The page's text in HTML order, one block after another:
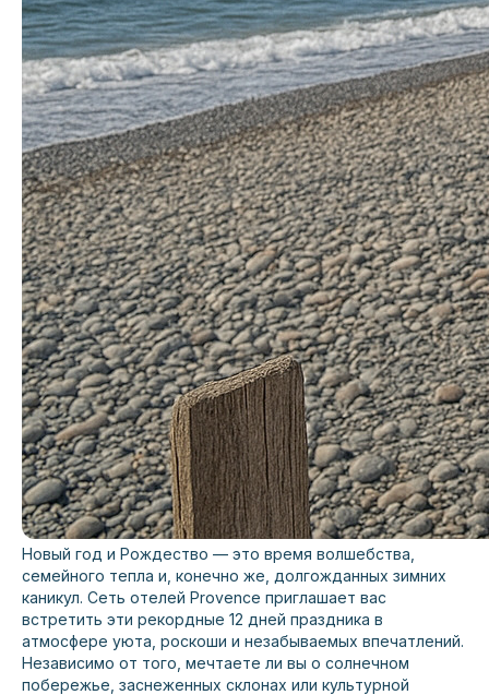
Новый год и Рождество — это время волшебства,
семейного тепла и, конечно же, долгожданных зимних
каникул. Сеть отелей Provence приглашает вас
встретить эти рекордные 12 дней праздника в
атмосфере уюта, роскоши и незабываемых впечатлений.
Независимо от того, мечтаете ли вы о солнечном
побережье, заснеженных склонах или культурной